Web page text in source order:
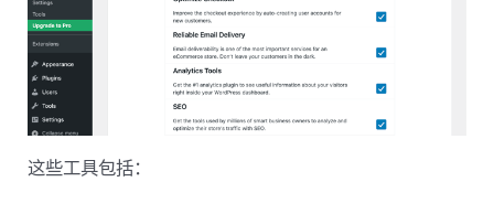
这些工具包括：